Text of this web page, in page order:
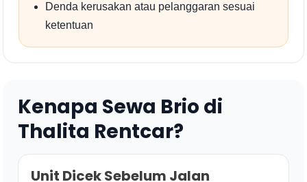
Denda kerusakan atau pelanggaran sesuai
ketentuan
Kenapa Sewa Brio di
Thalita Rentcar?
Unit Dicek Sebelum Jalan